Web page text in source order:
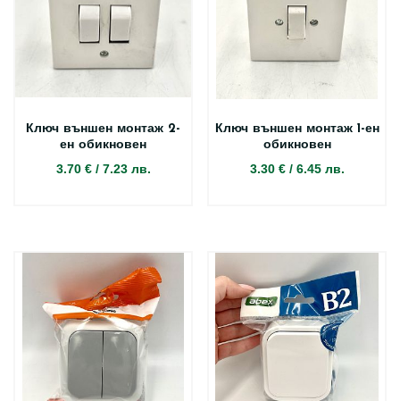
Ключ външен монтаж 2-
ен обикновен
3.70 €/ 7.23 лв.
Ключ външен монтаж 1-ен
обикновен
3.30 €/ 6.45 лв.